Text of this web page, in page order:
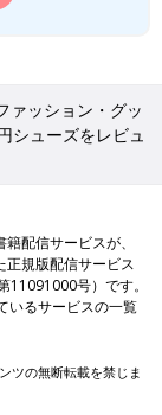
ァッション・グッ
シューズをレビュ
配信サービスが、
正規版配信サービス
11091000号）です。
いるサービスの一覧
ツの無断転載を禁じま